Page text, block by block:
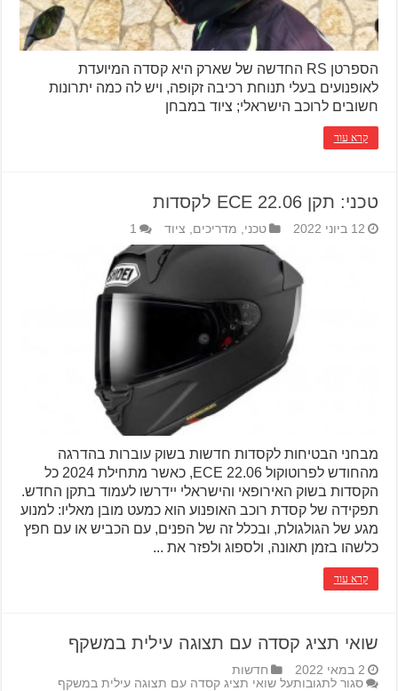
הספרטן RS החדשה של שארק היא קסדה המיועדת
לאופנועים בעלי תנוחת רכיבה זקופה, ויש לה כמה יתרונות
חשובים לרוכב הישראלי; ציוד במבחן
קרא עוד
טכני: תקן ECE 22.06 לקסדות
12 ביוני 2022 טכני, מדריכים, ציוד 1
מבחני הבטיחות לקסדות חדשות בשוק עוברות בהדרגה
מהחודש לפרוטוקול ECE 22.06, כאשר מתחילת 2024 כל
הקסדות בשוק האירופאי והישראלי יידרשו לעמוד בתקן החדש.
תפקידה של קסדת רוכב האופנוע הוא כמעט מובן מאליו: למנוע
מגע של הגולגולת, ובכלל זה של הפנים, עם הכביש או עם חפץ
כלשהו בזמן תאונה, ולספוג ולפזר את ...
קרא עוד
שואי תציג קסדה עם תצוגה עילית במשקף
2 במאי 2022
חדשות
סגור לתגובותעל שואי תציג קסדה עם תצוגה עילית במשקף